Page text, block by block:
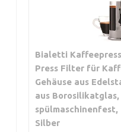
Bialetti
Press Filter für
Gehäuse aus
aus Borosilikatglas,
spülmaschinenfest,
Silber